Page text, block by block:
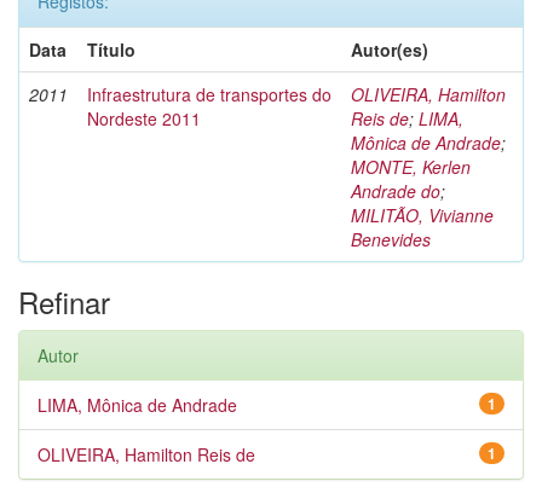
Data
Título
Autor(es)
2011
Infraestrutura de transportes do
Nordeste 2011
OLIVEIRA, Hamilton
Reis de; LIMA,
Mônica de Andrade;
MONTE, Kerlen
Andrade do;
MILITÃO, Vivianne
Benevides
Refinar
Autor
1
LIMA, Mônica de Andrade
1
OLIVEIRA, Hamilton Reis de